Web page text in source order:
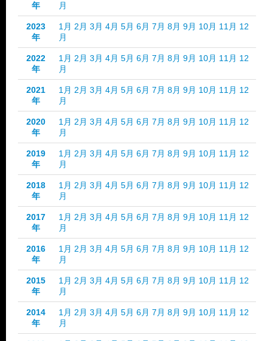
年
月
2023
年
1月 2月 3月 4月 5月 6月 7月 8月 9月 10月 11月 12
月
2022
年
1月 2月 3月 4月 5月 6月 7月 8月 9月 10月 11月 12
月
2021
年
1月 2月 3月 4月 5月 6月 7月 8月 9月 10月 11月 12
月
2020
年
1月 2月 3月 4月 5月 6月 7月 8月 9月 10月 11月 12
月
2019
年
1月 2月 3月 4月 5月 6月 7月 8月 9月 10月 11月 12
月
2018
年
1月 2月 3月 4月 5月 6月 7月 8月 9月 10月 11月 12
月
2017
年
1月 2月 3月 4月 5月 6月 7月 8月 9月 10月 11月 12
月
2016
年
1月 2月 3月 4月 5月 6月 7月 8月 9月 10月 11月 12
月
2015
年
1月 2月 3月 4月 5月 6月 7月 8月 9月 10月 11月 12
月
2014
年
1月 2月 3月 4月 5月 6月 7月 8月 9月 10月 11月 12
月